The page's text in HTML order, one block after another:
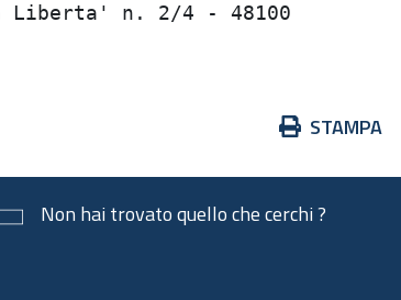
Liberta' n. 2/4 - 48100
Azioni
documento
STAMPA
Non hai trovato quello che cerchi ?